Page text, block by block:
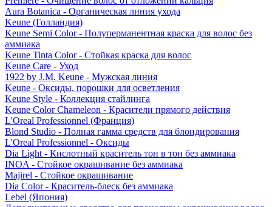
Aura Botanica - Органическая линия ухода
Keune (Голландия)
Keune Semi Color - Полуперманентная краска для волос без
аммиака
Keune Tinta Color - Стойкая краска для волос
Keune Care - Уход
1922 by J.M. Keune - Мужская линия
Keune - Оксиды, порошки для осветления
Keune Style - Коллекция стайлинга
Keune Color Chameleon - Красители прямого действия
L'Oreal Professionnel (Франция)
Blond Studio - Полная гамма средств для блондирования
L'Oreal Professionnel - Оксиды
Dia Light - Кислотный краситель тон в тон без аммиака
INOA - Стойкое окрашивание без аммиака
Majirel - Стойкое окрашивание
Dia Color - Краситель-блеск без аммиака
Lebel (Япония)